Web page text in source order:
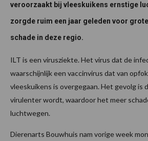
veroorzaakt bij vleeskuikens ernstige
zorgde ruim een jaar geleden voor
schade in deze regio.
ILT is een virusziekte. Het virus dat de
waarschijnlijk een vaccinvirus dat van
vleeskuikens is overgegaan. Het gevolg is
virulenter wordt, waardoor het meer
luchtwegen.
Dierenarts Bouwhuis nam vorige week